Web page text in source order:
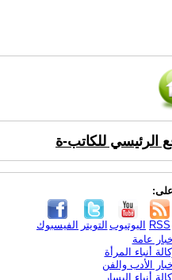
الرئيسي للكاتب-ة
على:
الفيسبوك التويتر اليوتيوب RSS
عامة
أنباء المرأة
الأدب والفن
أنباء اليسار